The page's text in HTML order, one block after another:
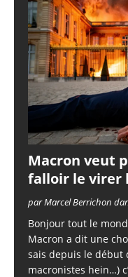
Macron veut
falloir le virer
par Marcel Berrichon
Bonjour tout le
Macron a dit une
sais depuis le début
macronistes hein…)